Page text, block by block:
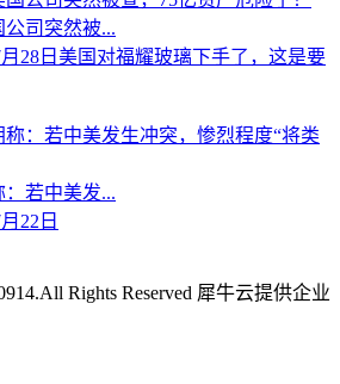
司突然被...
28日美国对福耀玻璃下手了，这是要
若中美发...
22日
Rights Reserved 犀牛云提供企业